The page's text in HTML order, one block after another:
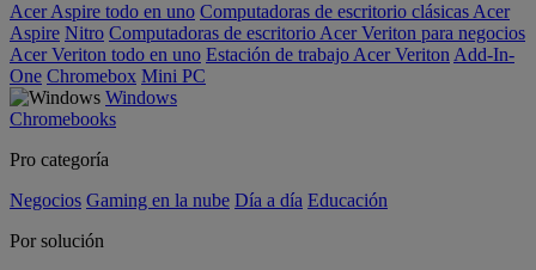
Acer Aspire todo en uno Computadoras de escritorio clásicas Acer
Aspire Nitro Computadoras de escritorio Acer Veriton para negocios
Acer Veriton todo en uno Estación de trabajo Acer Veriton Add-In-
One Chromebox Mini PC
Windows
Chromebooks
Pro categoría
Negocios Gaming en la nube Día a día Educación
Por solución